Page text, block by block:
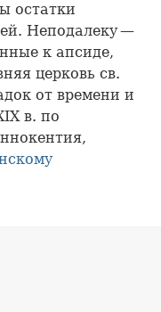
остатки
Неподалеку —
к апсиде,
церковь св.
от времени и
в. по